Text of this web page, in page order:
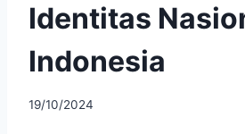
Identitas
Indonesia
By
19/10/2024